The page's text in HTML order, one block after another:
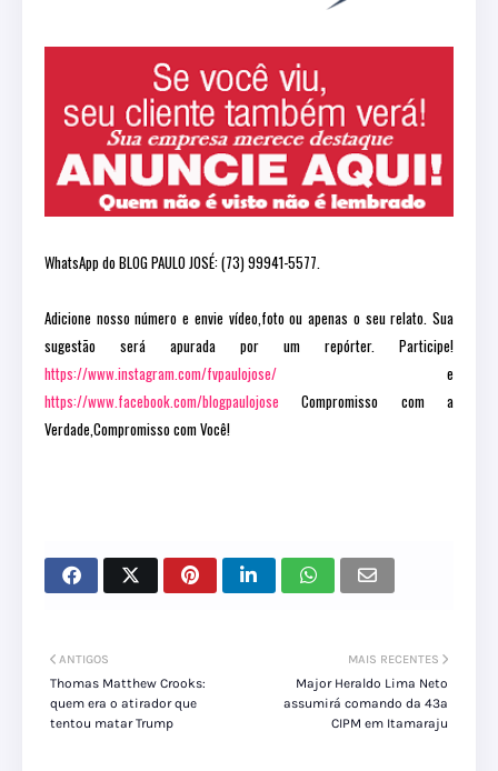
WhatsApp do BLOG PAULO JOSÉ: (73) 99941-5577.
Adicione nosso número e envie vídeo,foto ou apenas o seu relato. Sua
sugestão será apurada por um repórter. Participe!
https://www.instagram.com/fvpaulojose/ e
https://www.facebook.com/blogpaulojose Compromisso com a
Verdade,Compromisso com Você!
MAIS RECENTES
Major Heraldo Lima Neto
assumirá comando da 43ª
CIPM em Itamaraju
ANTIGOS
Thomas Matthew Crooks:
quem era o atirador que
tentou matar Trump